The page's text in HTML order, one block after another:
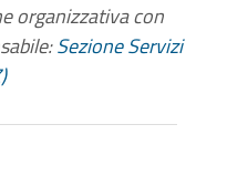
organizzativa con
Sezione Servizi